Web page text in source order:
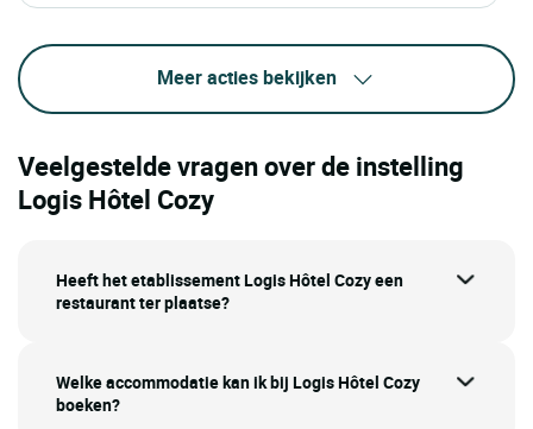
Meer acties bekijken
Veelgestelde vragen over de instelling
Logis Hôtel Cozy
Heeft het etablissement Logis Hôtel Cozy een
restaurant ter plaatse?
Welke accommodatie kan ik bij Logis Hôtel Cozy
boeken?